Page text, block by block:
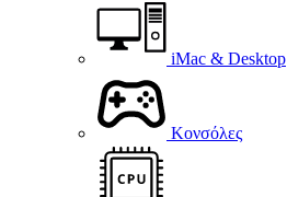
iMac & Desktop
Κονσόλες